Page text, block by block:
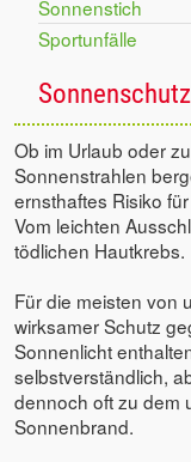
Sonnenstich
Sportunfälle
Sonnenschutz
Ob im Urlaub oder
Sonnenstrahlen
ernsthaftes Risiko
Vom leichten
tödlichen Hautkrebs.
Für die meisten von
wirksamer Schutz
Sonnenlicht
selbstverständlich,
dennoch oft zu dem
Sonnenbrand.